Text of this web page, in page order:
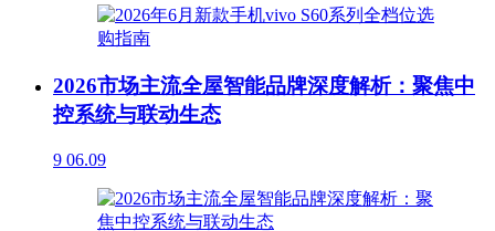
2026市场主流全屋智能品牌深度解析：聚焦中
控系统与联动生态
9 06.09